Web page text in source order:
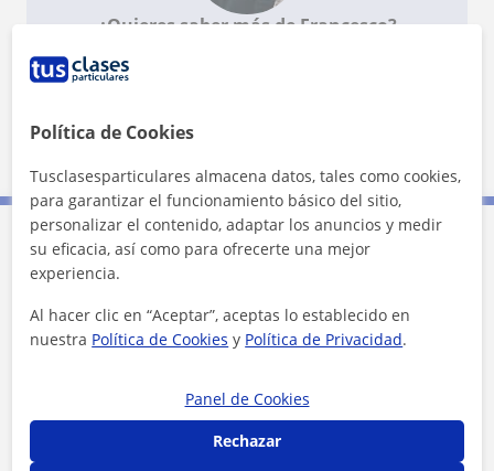
¿Quieres saber más de Francesco?
Contacta con Francesco
Tarifa 30€/h
Política de Cookies
Tusclasesparticulares almacena datos, tales como cookies,
para garantizar el funcionamiento básico del sitio,
personalizar el contenido, adaptar los anuncios y medir
su eficacia, así como para ofrecerte una mejor
experiencia.
Al hacer clic en “Aceptar”, aceptas lo establecido en
nuestra Política de Cookies y Política de Privacidad.
Panel de Cookies
Rechazar